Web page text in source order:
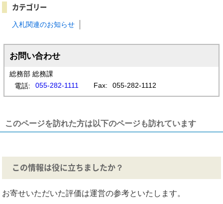
カテゴリー
入札関連のお知らせ
お問い合わせ
総務部 総務課
電話:
055-282-1111 Fax: 055-282-1112
このページを訪れた方は以下のページも訪れています
この情報は役に立ちましたか？
お寄せいただいた評価は運営の参考といたします。